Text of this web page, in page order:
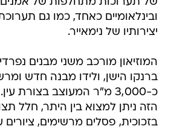
ובינלאומיים כאחד, כמו גם
יצירותיו של נימאייר.
המוזיאון מורכב משני מבנים
ברנקו הישן, ולידו מבנה חדש
כ-3,000 מ"ר המעוצב בצורת
הזה ניתן למצוא בין היתר, חלל
בזכוכית, פסלים מרשימים, ציורים